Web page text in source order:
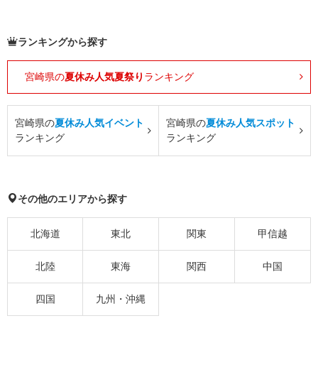
ランキングから探す
宮崎県の夏休み人気夏祭り ランキング
宮崎県の夏休み人気イベント
ランキング
宮崎県の夏休み人気スポット
ランキング
その他のエリアから探す
北海道 東北 関東 甲信越
北陸 東海 関西 中国
四国 九州・沖縄